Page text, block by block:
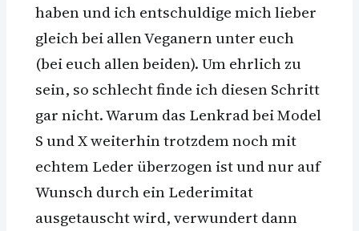
haben und ich entschuldige mich lieber
gleich bei allen Veganern unter euch
(bei euch allen beiden). Um ehrlich zu
sein, so schlecht finde ich diesen Schritt
gar nicht. Warum das Lenkrad bei Model
S und X weiterhin trotzdem noch mit
echtem Leder überzogen ist und nur auf
Wunsch durch ein Lederimitat
ausgetauscht wird, verwundert dann